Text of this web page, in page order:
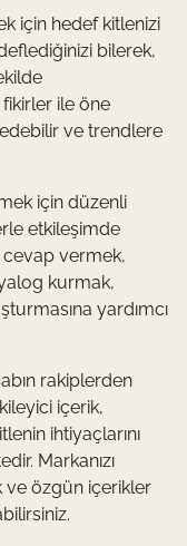
için hedef kitlenizi
bilerek,
ile öne
ve trendlere
için düzenli
etkileşimde
vermek,
kurmak,
yardımcı
rakiplerden
içerik,
ihtiyaçlarını
Markanızı
ve özgün içerikler